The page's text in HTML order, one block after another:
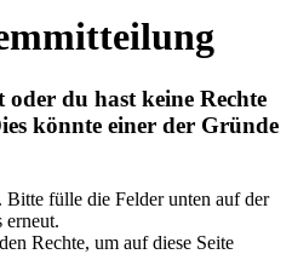
du hast keine Rechte
könnte einer der Gründe
Bitte fülle die Felder unten auf der
erneut.
Rechte, um auf diese Seite